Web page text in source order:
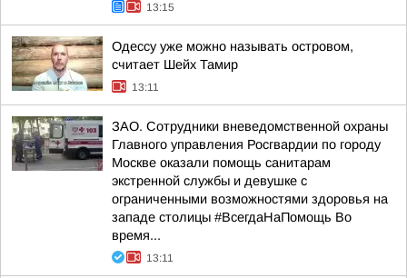
13:15
Одессу уже можно называть островом,
считает Шейх Тамир
13:11
ЗАО. Сотрудники вневедомственной охраны
Главного управления Росгвардии по городу
Москве оказали помощь санитарам
экстренной службы и девушке с
ограниченными возможностями здоровья на
западе столицы #ВсегдаНаПомощь Во
время...
13:11